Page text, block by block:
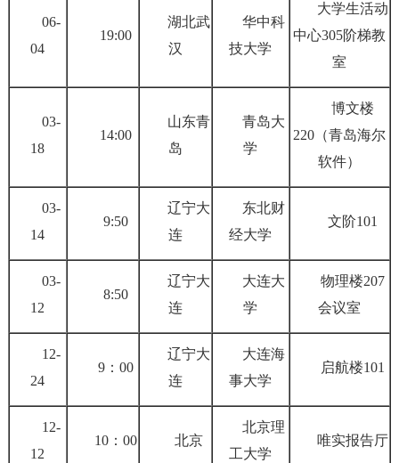
06-
04
19:00
湖北武
汉
华中科
技大学
大学生活动
中心305阶梯教
室
03-
18
14:00
山东青
岛
青岛大
学
博文楼
220（青岛海尔
软件）
03-
14
9:50
辽宁大
连
东北财
经大学
文阶101
03-
12
8:50
辽宁大
连
大连大
学
物理楼207
会议室
12-
24
9：00
辽宁大
连
大连海
事大学
启航楼101
12-
12
10：00 北京
北京理
工大学
唯实报告厅